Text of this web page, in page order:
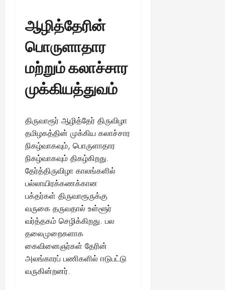
ஆழித்தேரின்
பொருளாதார
மற்றும் கலாச்சார
முக்கியத்துவம்
திருவாரூர் ஆழித்தேர் திருவிழா
தமிழகத்தின் முக்கிய கலாச்சார
நிகழ்வாகவும், பொருளாதார
நிகழ்வாகவும் திகழ்கிறது.
தேர்த்திருவிழா காலங்களில்
பல்லாயிரக்கணக்கான
பக்தர்கள் திருவாரூருக்கு
வருகை தருவதால் உள்ளூர்
வர்த்தகம் செழிக்கிறது. பல
தலைமுறைகளாக
கைவினைஞர்கள் தேரின்
அலங்காரப் பணிகளில் ஈடுபட்டு
வருகின்றனர்.